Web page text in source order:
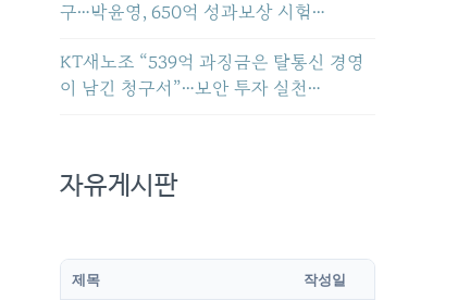
구…박윤영, 650억 성과보상 시험…
KT새노조 “539억 과징금은 탈통신 경영
이 남긴 청구서”…보안 투자 실천…
자유게시판
제목 작성일